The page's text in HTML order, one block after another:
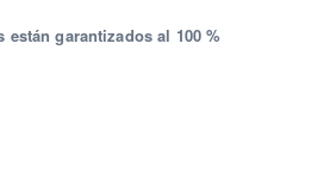
están garantizados al 100 %